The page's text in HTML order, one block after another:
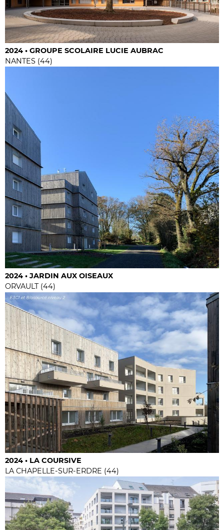
2024 • GROUPE SCOLAIRE LUCIE AUBRAC
NANTES (44)
2024 • JARDIN AUX OISEAUX
ORVAULT (44)
2024 • LA COURSIVE
LA CHAPELLE-SUR-ERDRE (44)